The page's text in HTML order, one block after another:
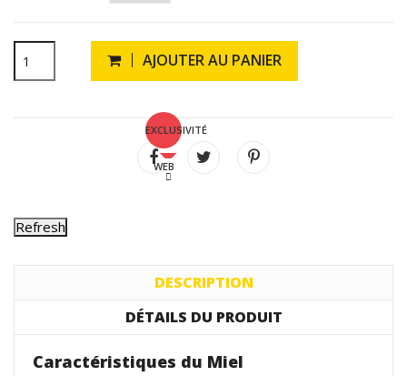
EXCLUSIVITÉ
WEB
AJOUTER AU PANIER
DESCRIPTION
DÉTAILS DU PRODUIT
Caractéristiques du Miel